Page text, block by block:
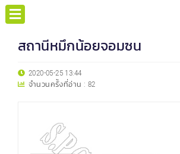
สถานีหมึกน้อยจอมซน
2020-05-25 13:44
จำนวนครั้งที่อ่าน : 82